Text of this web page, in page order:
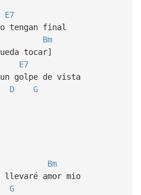
E7
tengan final
Bm
tocar]
E7
golpe de vista
D
G
Bm
llevaré amor mio
G